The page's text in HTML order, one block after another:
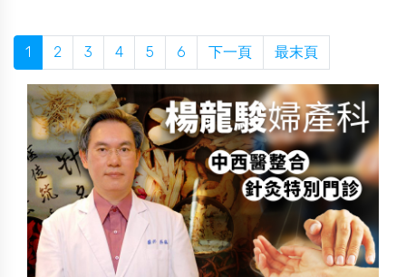
1 2 3 4 5 6 下一頁 最末頁